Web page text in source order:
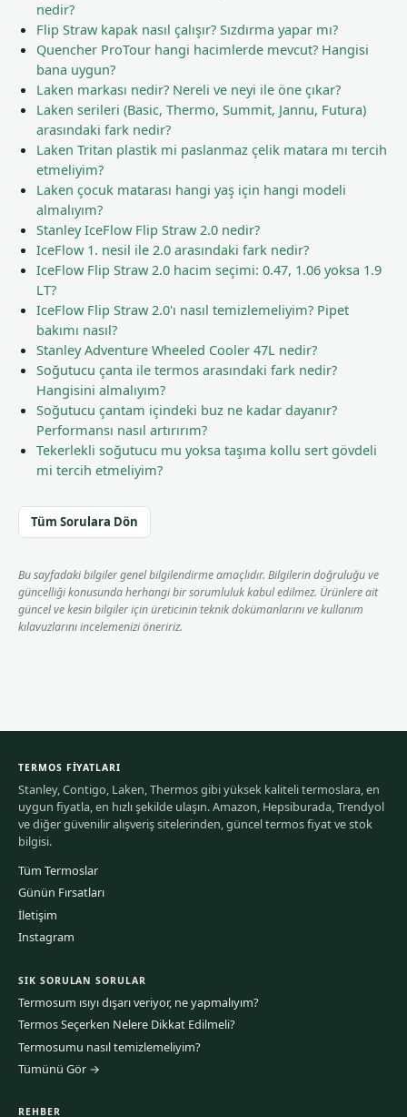
nedir?
Flip Straw kapak nasıl çalışır? Sızdırma yapar mı?
Quencher ProTour hangi hacimlerde mevcut? Hangisi
bana uygun?
Laken markası nedir? Nereli ve neyi ile öne çıkar?
Laken serileri (Basic, Thermo, Summit, Jannu, Futura)
arasındaki fark nedir?
Laken Tritan plastik mi paslanmaz çelik matara mı tercih
etmeliyim?
Laken çocuk matarası hangi yaş için hangi modeli
almalıyım?
Stanley IceFlow Flip Straw 2.0 nedir?
IceFlow 1. nesil ile 2.0 arasındaki fark nedir?
IceFlow Flip Straw 2.0 hacim seçimi: 0.47, 1.06 yoksa 1.9
LT?
IceFlow Flip Straw 2.0'ı nasıl temizlemeliyim? Pipet
bakımı nasıl?
Stanley Adventure Wheeled Cooler 47L nedir?
Soğutucu çanta ile termos arasındaki fark nedir?
Hangisini almalıyım?
Soğutucu çantam içindeki buz ne kadar dayanır?
Performansı nasıl artırırım?
Tekerlekli soğutucu mu yoksa taşıma kollu sert gövdeli
mi tercih etmeliyim?
Tüm Sorulara Dön
Bu sayfadaki bilgiler genel bilgilendirme amaçlıdır. Bilgilerin doğruluğu ve
güncelliği konusunda herhangi bir sorumluluk kabul edilmez. Ürünlere ait
güncel ve kesin bilgiler için üreticinin teknik dokümanlarını ve kullanım
kılavuzlarını incelemenizi öneririz.
TERMOS FIYATLARI
Stanley, Contigo, Laken, Thermos gibi yüksek kaliteli termoslara, en
uygun fiyatla, en hızlı şekilde ulaşın. Amazon, Hepsiburada, Trendyol
ve diğer güvenilir alışveriş sitelerinden, güncel termos fiyat ve stok
bilgisi.
Tüm Termoslar
Günün Fırsatları
İletişim
Instagram
SIK SORULAN SORULAR
Termosum ısıyı dışarı veriyor, ne yapmalıyım?
Termos Seçerken Nelere Dikkat Edilmeli?
Termosumu nasıl temizlemeliyim?
Tümünü Gör →
REHBER